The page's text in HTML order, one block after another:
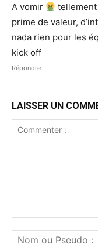
A vomir
prime de valeur,
nada rien pour les
kick off
Répondre
LAISSER UN